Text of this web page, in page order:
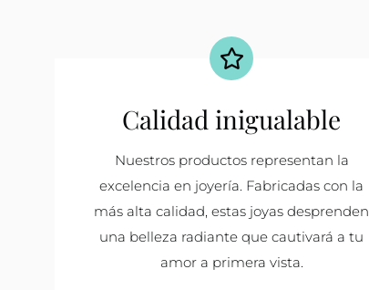
Calidad inigualable
Nuestros productos representan la
excelencia en joyería. Fabricadas con la
más alta calidad, estas joyas desprenden
una belleza radiante que cautivará a tu
amor a primera vista.